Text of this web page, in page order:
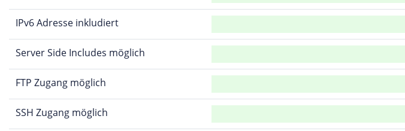
IPv6 Adresse inkludiert
Server Side Includes möglich
FTP Zugang möglich
SSH Zugang möglich